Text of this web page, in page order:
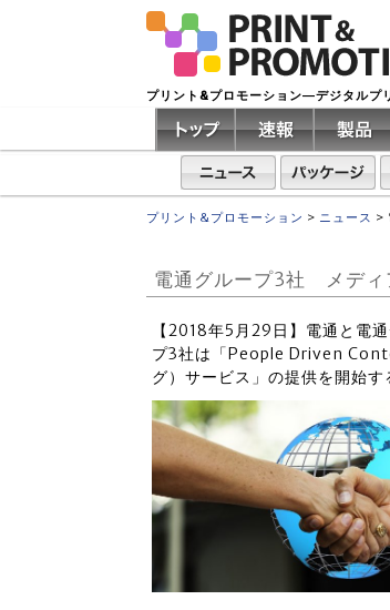
プリント&プロモーション―デジタル
プリント&プロモーション > ニュース >
電通グループ3社 メディ
【2018年5月29日】電通と電
プ3社は「People Driven
グ）サービス」の提供を開始す